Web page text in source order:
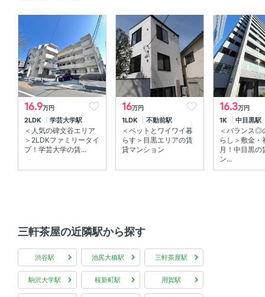
室内設備
室内洗濯機置場 、 エアコン
部屋の特徴
角部屋 、 バルコニー 、 全居室フローリング 、 南向き
共用部
宅配ボックス 、 敷地内ゴミ箱
16.9万円
2LDK 学芸大学駅
＜人気の碑文谷エリア
＞2LDKファミリータイ
プ！学芸大学の賃...
16万円
1LDK 不動前駅
＜ペットとワイワイ暮
らす＞目黒エリアの賃
貸マンション
16.3万円
1K 中目黒駅
＜バランス◎
らし＞敷金・
月！中目黒の
ン...
三軒茶屋の近隣駅から探す
渋谷駅 池尻大橋駅 三軒茶屋駅
駒沢大学駅 桜新町駅 用賀駅